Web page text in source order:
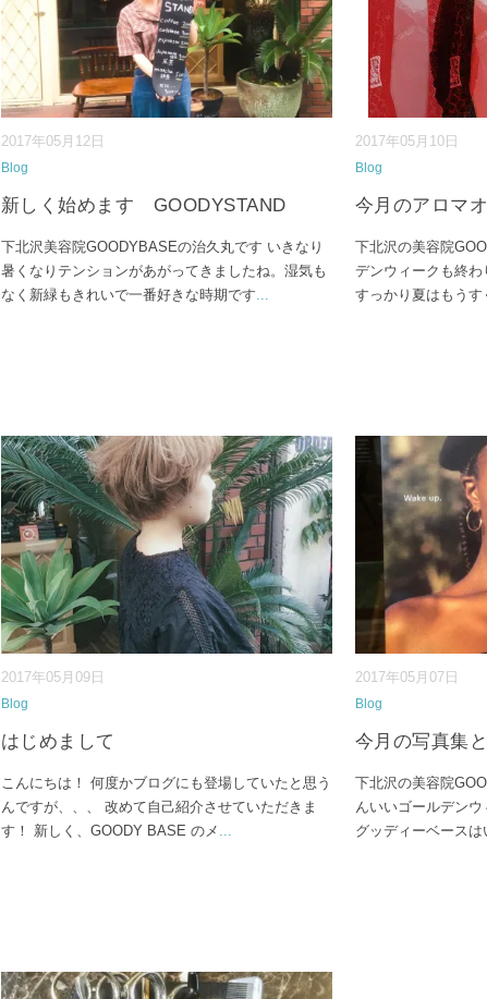
2017年05月12日
Blog
新しく始めます GOODYSTAND
下北沢美容院GOODYBASEの治久丸です いきなり
暑くなりテンションがあがってきましたね。湿気も
なく新緑もきれいで一番好きな時期です...
2017年05月10日
Blog
今月のアロマ
下北沢の美容院
デンウィークも終わ
すっかり夏はもう
2017年05月09日
Blog
はじめまして
こんにちは！ 何度かブログにも登場していたと思う
んですが、、、 改めて自己紹介させていただきま
す！ 新しく、GOODY BASE のメ ...
2017年05月07日
Blog
今月の写真集
下北沢の美容院
んいいゴールデン
グッディーベース